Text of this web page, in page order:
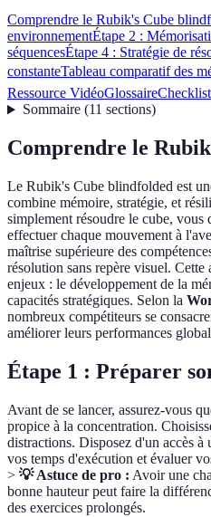
Comprendre le Rubik's Cube
environnementÉtape 2 :
séquencesÉtape 4 : Stratégie de
constanteTableau comparatif des
Ressource VidéoGlossaire
Sommaire(11 sections)
Comprendre le
Le Rubik's Cube blindfolded est
combine mémoire, stratégie, et
simplement résoudre le cube,
effectuer chaque mouvement à
maîtrise supérieure des
résolution sans repère visuel.
enjeux : le développement de la
capacités stratégiques. Selon la
nombreux compétiteurs se
améliorer leurs performances
Étape 1 : Préparer
Avant de se lancer, assurez-vous
propice à la concentration.
distractions. Disposez d'un accès
vos temps d'exécution et évaluer
> 💡 Astuce de pro : Avoir une
bonne hauteur peut faire la
des exercices prolongés.